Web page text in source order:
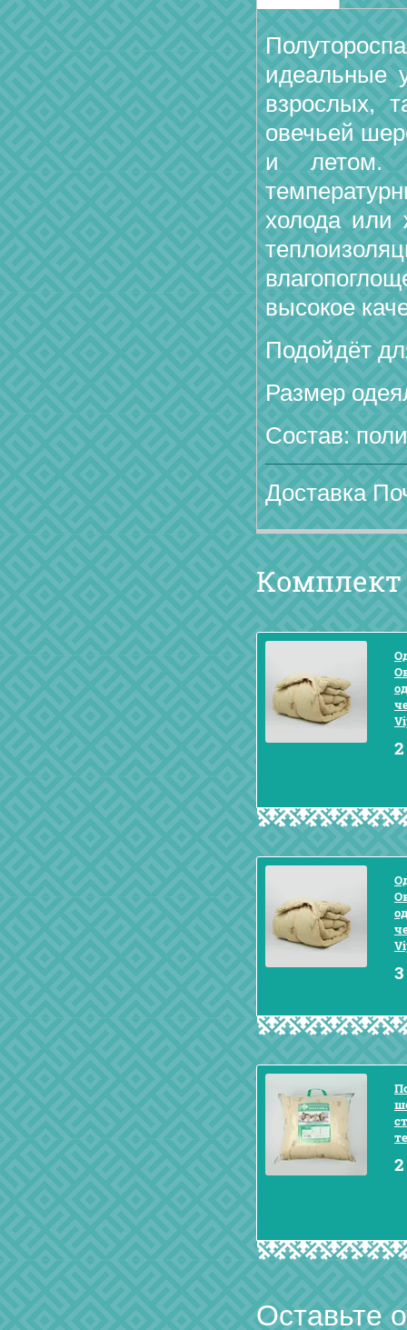
идеальные
взрослых,
овечьей
и летом.
холода или
высокое
Подойдёт
Размер
Состав:
Доставка
Комплект
3
Оставьте